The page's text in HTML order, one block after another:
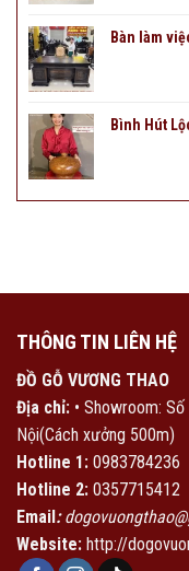
Bàn làm
Bình Hút
THÔNG TIN LIÊN HỆ
ĐỒ GỖ VƯƠNG THAO
Địa chỉ: • Showroom:
Nội(Cách xưởng 500m)
Hotline 1: 0983784236
Hotline 2: 0357715412
Email :
Website: http://